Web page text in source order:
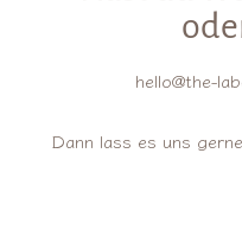
hello@the-
Dann lass es uns